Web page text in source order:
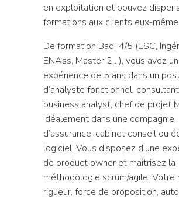
en exploitation et pouvez
formations aux clients eux-
De formation Bac+4/5 (ESC,
ENAss, Master 2…), vous avez
expérience de 5 ans dans un
d’analyste fonctionnel,
business analyst, chef de projet
idéalement dans une compagnie
d’assurance, cabinet conseil ou
logiciel. Vous disposez d’une
de product owner et maîtrisez la
méthodologie scrum/agile. Votre
rigueur, force de proposition,